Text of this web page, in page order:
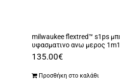
milwaukee flextred™ s1ps
υφασματινο ανω μερος
135.00€
Προσθήκη στο καλάθι